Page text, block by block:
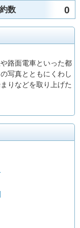
数 0
路面電車といった都
写真とともにくわし
りなどを取り上げた